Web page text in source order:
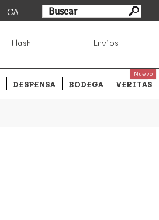
CA
Flash Envíos
DESPENSA BODEGA VERITAS
Nuevo